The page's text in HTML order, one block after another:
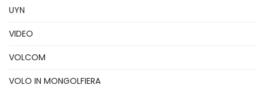
UYN
VIDEO
VOLCOM
VOLO IN MONGOLFIERA